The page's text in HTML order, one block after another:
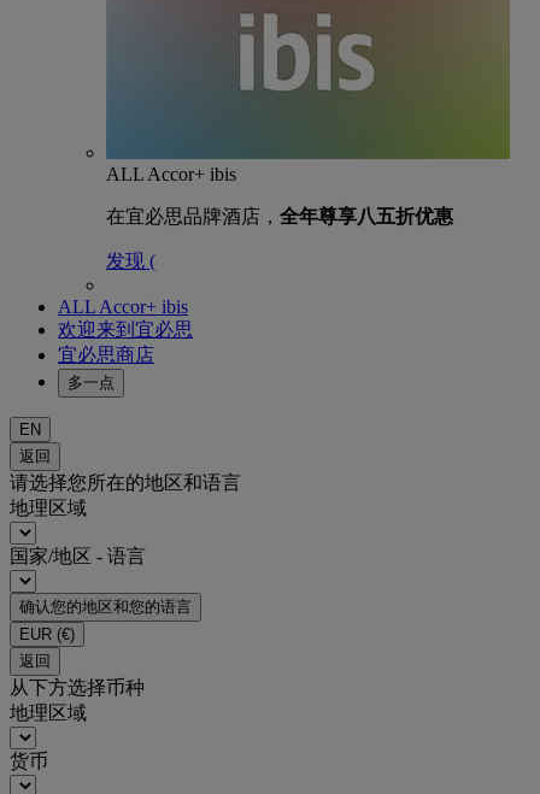
ALL Accor+ ibis
在宜必思品牌酒店， 全年尊享八五折优惠
发现 (
ALL Accor+ ibis
欢迎来到宜必思
宜必思商店
多一点
EN
返回
请选择您所在的地区和语言
地理区域
国家/地区 - 语言
确认您的地区和您的语言
EUR (€)
返回
从下方选择币种
地理区域
货币